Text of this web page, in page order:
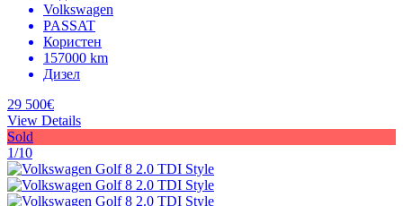
Volkswagen
PASSAT
Користен
157000 km
Дизел
29 500€
View Details
Sold
1/10